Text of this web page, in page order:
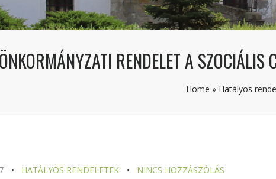
RENDELET A SZOCIÁLIS
Home » Hatályos
HATÁLYOS RENDELETEK NINCS HOZZÁSZÓLÁS